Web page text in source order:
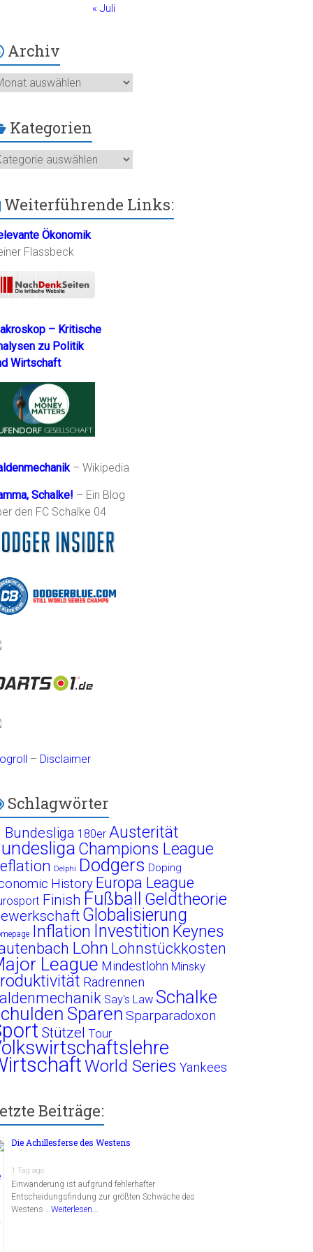
« Juli
Archiv
Kategorien
Weiterführende Links:
Ökonomik
Flassbeck
– Kritische
zu Politik
Wirtschaft
– Wikipedia
Schalke! – Ein Blog
den FC Schalke 04
– Disclaimer
Schlagwörter
Bundesliga 180er Austerität
Champions League
Delphi Dodgers Doping
History Europa League
Finish Fußball Geldtheorie
Globalisierung
Inflation Investition Keynes
Lohn Lohnstückkosten
League Mindestlohn Minsky
Radrennen
Say's Law Schalke
Sparen Sparparadoxon
Stützel Tour
World Series Yankees
Beiträge:
Die Achillesferse des Westens
1 Tag ago
Einwanderung ist aufgrund fehlerhafter
Entscheidungsfindung zur größten Schwäche des
Westens …Weiterlesen...